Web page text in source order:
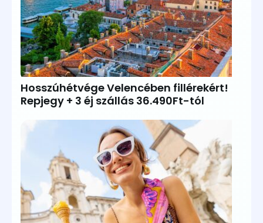
Hosszúhétvége Velencében fillérekért!
Repjegy + 3 éj szállás 36.490Ft-tól